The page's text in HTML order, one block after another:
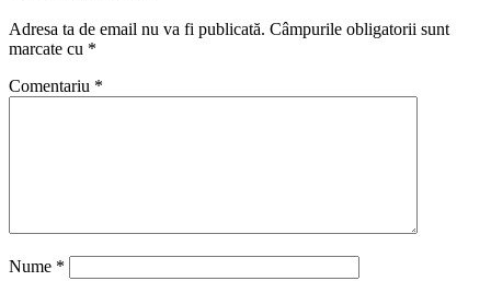
Adresa ta de email nu va fi publicată. Câmpurile obligatorii sunt
marcate cu *
Comentariu *
Nume *